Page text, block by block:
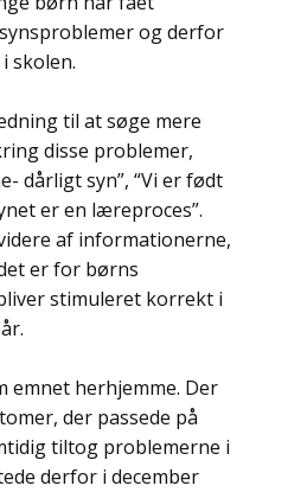
og derfor
skolen.
til at søge mere
disse problemer,
dårligt syn”, “Vi er født
er en læreproces”.
af informationerne,
er for børns
stimuleret korrekt i
emnet herhjemme. Der
der passede på
tiltog problemerne i
derfor i december